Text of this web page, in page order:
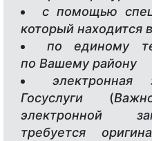
с помощью
который находится
по единому
по Вашему району
Госуслуги (
электронной
требуется